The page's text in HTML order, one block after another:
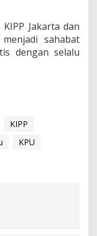
Jakarta dan
sahabat
dengan selalu
KIPP
KPU